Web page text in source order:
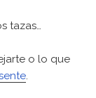
tazas…
o lo que
.